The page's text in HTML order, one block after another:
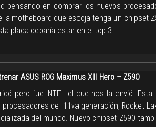
pensando en comprar los nuevos
la motheboard que escoja tenga un chipset
placa debaría estar en el top 3…
ASUS ROG Maximus XIII Hero – Z590
pero fue INTEL el que nos la envió.
del 11va generación, Rocket
del mundo. Nuevo chipset Z590